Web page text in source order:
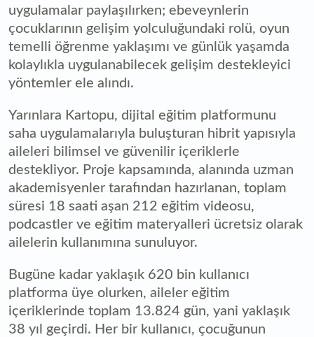
uygulamalar paylaşılırken; ebeveynlerin
çocuklarının gelişim yolculuğundaki rolü, oyun
temelli öğrenme yaklaşımı ve günlük yaşamda
kolaylıkla uygulanabilecek gelişim destekleyici
yöntemler ele alındı.
Yarınlara Kartopu, dijital eğitim platformunu
saha uygulamalarıyla buluşturan hibrit yapısıyla
aileleri bilimsel ve güvenilir içeriklerle
destekliyor. Proje kapsamında, alanında uzman
akademisyenler tarafından hazırlanan, toplam
süresi 18 saati aşan 212 eğitim videosu,
podcastler ve eğitim materyalleri ücretsiz olarak
ailelerin kullanımına sunuluyor.
Bugüne kadar yaklaşık 620 bin kullanıcı
platforma üye olurken, aileler eğitim
içeriklerinde toplam 13.824 gün, yani yaklaşık
38 yıl geçirdi. Her bir kullanıcı, çocuğunun